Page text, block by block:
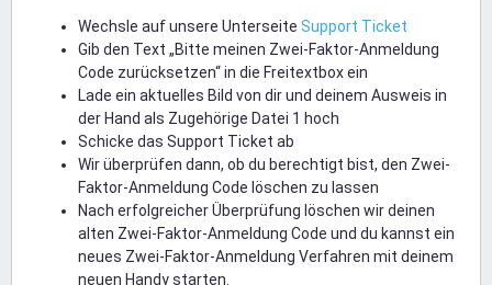
Wechsle auf unsere Unterseite Support Ticket
Gib den Text „Bitte meinen Zwei-Faktor-Anmeldung
Code zurücksetzen“ in die Freitextbox ein
Lade ein aktuelles Bild von dir und deinem Ausweis in
der Hand als Zugehörige Datei 1 hoch
Schicke das Support Ticket ab
Wir überprüfen dann, ob du berechtigt bist, den Zwei-
Faktor-Anmeldung Code löschen zu lassen
Nach erfolgreicher Überprüfung löschen wir deinen
alten Zwei-Faktor-Anmeldung Code und du kannst ein
neues Zwei-Faktor-Anmeldung Verfahren mit deinem
neuen Handy starten.